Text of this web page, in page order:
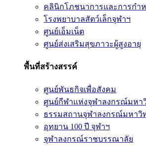
คลินิกโภชนาการและการกำ
โรงพยาบาลสัตว์เล็กจุฬาฯ
ศูนย์เอ็มเน็ต
ศูนย์ส่งเสริมสุขภาวะผู้สูงอายุ
พื้นที่สร้างสรรค์
ศูนย์พันธกิจเพื่อสังคม
ศูนย์กีฬาแห่งจุฬาลงกรณ์มหา
ธรรมสถานจุฬาลงกรณ์มหาวิ
อุทยาน 100 ปี จุฬาฯ
จุฬาลงกรณ์ราชบรรณาลัย